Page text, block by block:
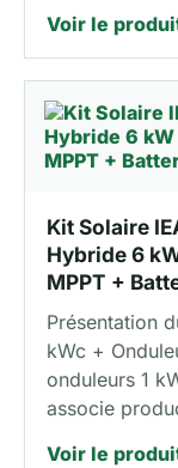
Voir le
Kit Solaire
Hybride 6
MPPT +
Présentation
kWc +
onduleurs 1
associe
Voir le